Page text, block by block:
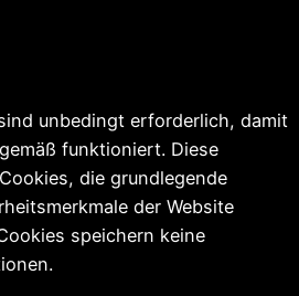
unbedingt erforderlich, damit
funktioniert. Diese
die grundlegende
der Website
speichern keine